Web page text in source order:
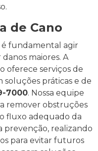
de Cano
fundamental agir
maiores. A
oferece serviços de
práticas e de
7000. Nossa equipe
remover obstruções
fluxo adequado da
prevenção, realizando
para evitar futuros